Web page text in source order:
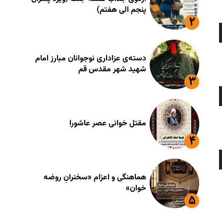
پنجم الی هفتم)
دسته‌ی عزاداری نوجوانان مبارز امام
شهید شهر مقدس قم
مقتل خوانی عصر عاشورا
هماهنگی و اعزام «سخنرانِ روضه
خوان»